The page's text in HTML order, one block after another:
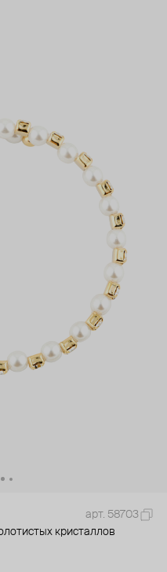
арт. 58703
кристаллов